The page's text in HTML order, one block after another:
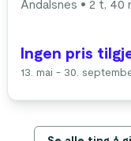
Åndalsnes • 2 t, 40
Ingen pris
13. mai - 30.